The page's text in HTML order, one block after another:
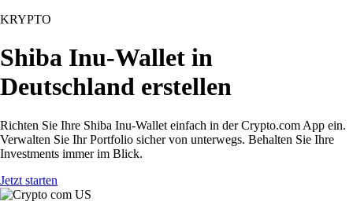
KRYPTO
Shiba Inu-Wallet in
Deutschland erstellen
Richten Sie Ihre Shiba Inu-Wallet einfach in der Crypto.com App ein.
Verwalten Sie Ihr Portfolio sicher von unterwegs. Behalten Sie Ihre
Investments immer im Blick.
Jetzt starten